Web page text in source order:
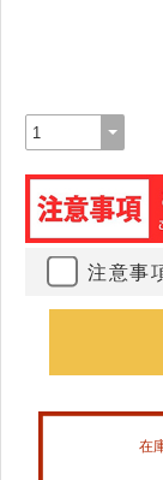
注意事
在